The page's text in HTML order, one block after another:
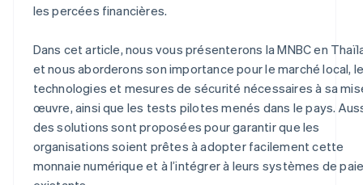
les percées financières.
Dans cet article, nous vous présenterons la MNBC en
et nous aborderons son importance pour le marché local,
technologies et mesures de sécurité nécessaires à sa
œuvre, ainsi que les tests pilotes menés dans le pays.
des solutions sont proposées pour garantir que les
organisations soient prêtes à adopter facilement cette
monnaie numérique et à l’intégrer à leurs systèmes de